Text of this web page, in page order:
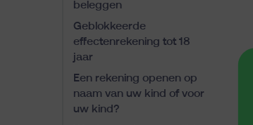
beleggen
Geblokkeerde
effectenrekening tot 18
jaar
Een rekening openen op
naam van uw kind of voor
uw kind?